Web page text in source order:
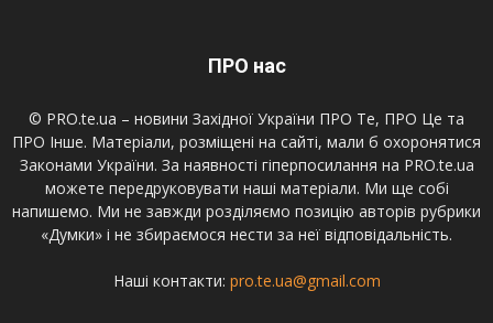
ПРО нас
© PRO.te.ua – новини Західної України ПРО Те, ПРО Це та
ПРО Інше. Матеріали, розміщені на сайті, мали б охоронятися
Законами України. За наявності гіперпосилання на PRO.te.ua
можете передруковувати наші матеріали. Ми ще собі
напишемо. Ми не завжди розділяємо позицію авторів рубрики
«Думки» і не збираємося нести за неї відповідальність.
Наші контакти: pro.te.ua@gmail.com